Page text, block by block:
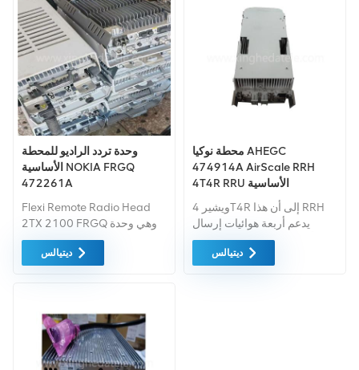
وحدة تردد الراديو للمحطة
الأساسية NOKIA FRGQ
472261A
Flexi Remote Radio Head
2TX 2100 FRGQ وهي وحدة
راديو عن بعد 2TX لشبكات
WCDMA وLTE. يحتوي على
2100MHz لراديو محطة UMTS
LTE الأساسية.
ديتيالس
محطة نوكيا AHEGC
474914A AirScale RRH
4T4R RRU الأساسية
ويشير 4T4R إلى أن هذا RRH
يدعم أربعة هوائيات إرسال
وأربعة هوائيات استقبال، مما
يشير إلى أنه قادر على تقنية
ديتيالس